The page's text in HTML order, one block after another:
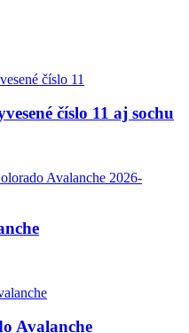
číslo 11 aj sochu
Avalanche